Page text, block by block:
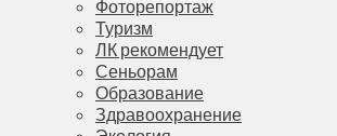
Фоторепортаж
Туризм
ЛК рекомендует
Сеньорам
Образование
Здравоохранение